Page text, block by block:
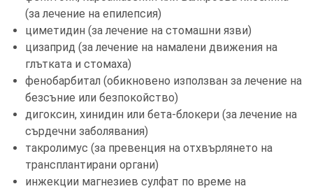
(за лечение на епилепсия)
циметидин (за лечение на стомашни язви)
цизаприд (за лечение на намалени движения на
глътката и стомаха)
фенобарбитал (обикновено използван за лечение на
безсъние или безпокойство)
дигоксин, хинидин или бета-блокери (за лечение на
сърдечни заболявания)
такролимус (за превенция на отхвърлянето на
трансплантирани органи)
инжекции магнезиев сулфат по време на